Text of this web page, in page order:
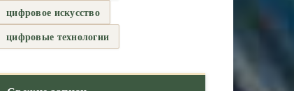
цифровое искусство
цифровые технологии